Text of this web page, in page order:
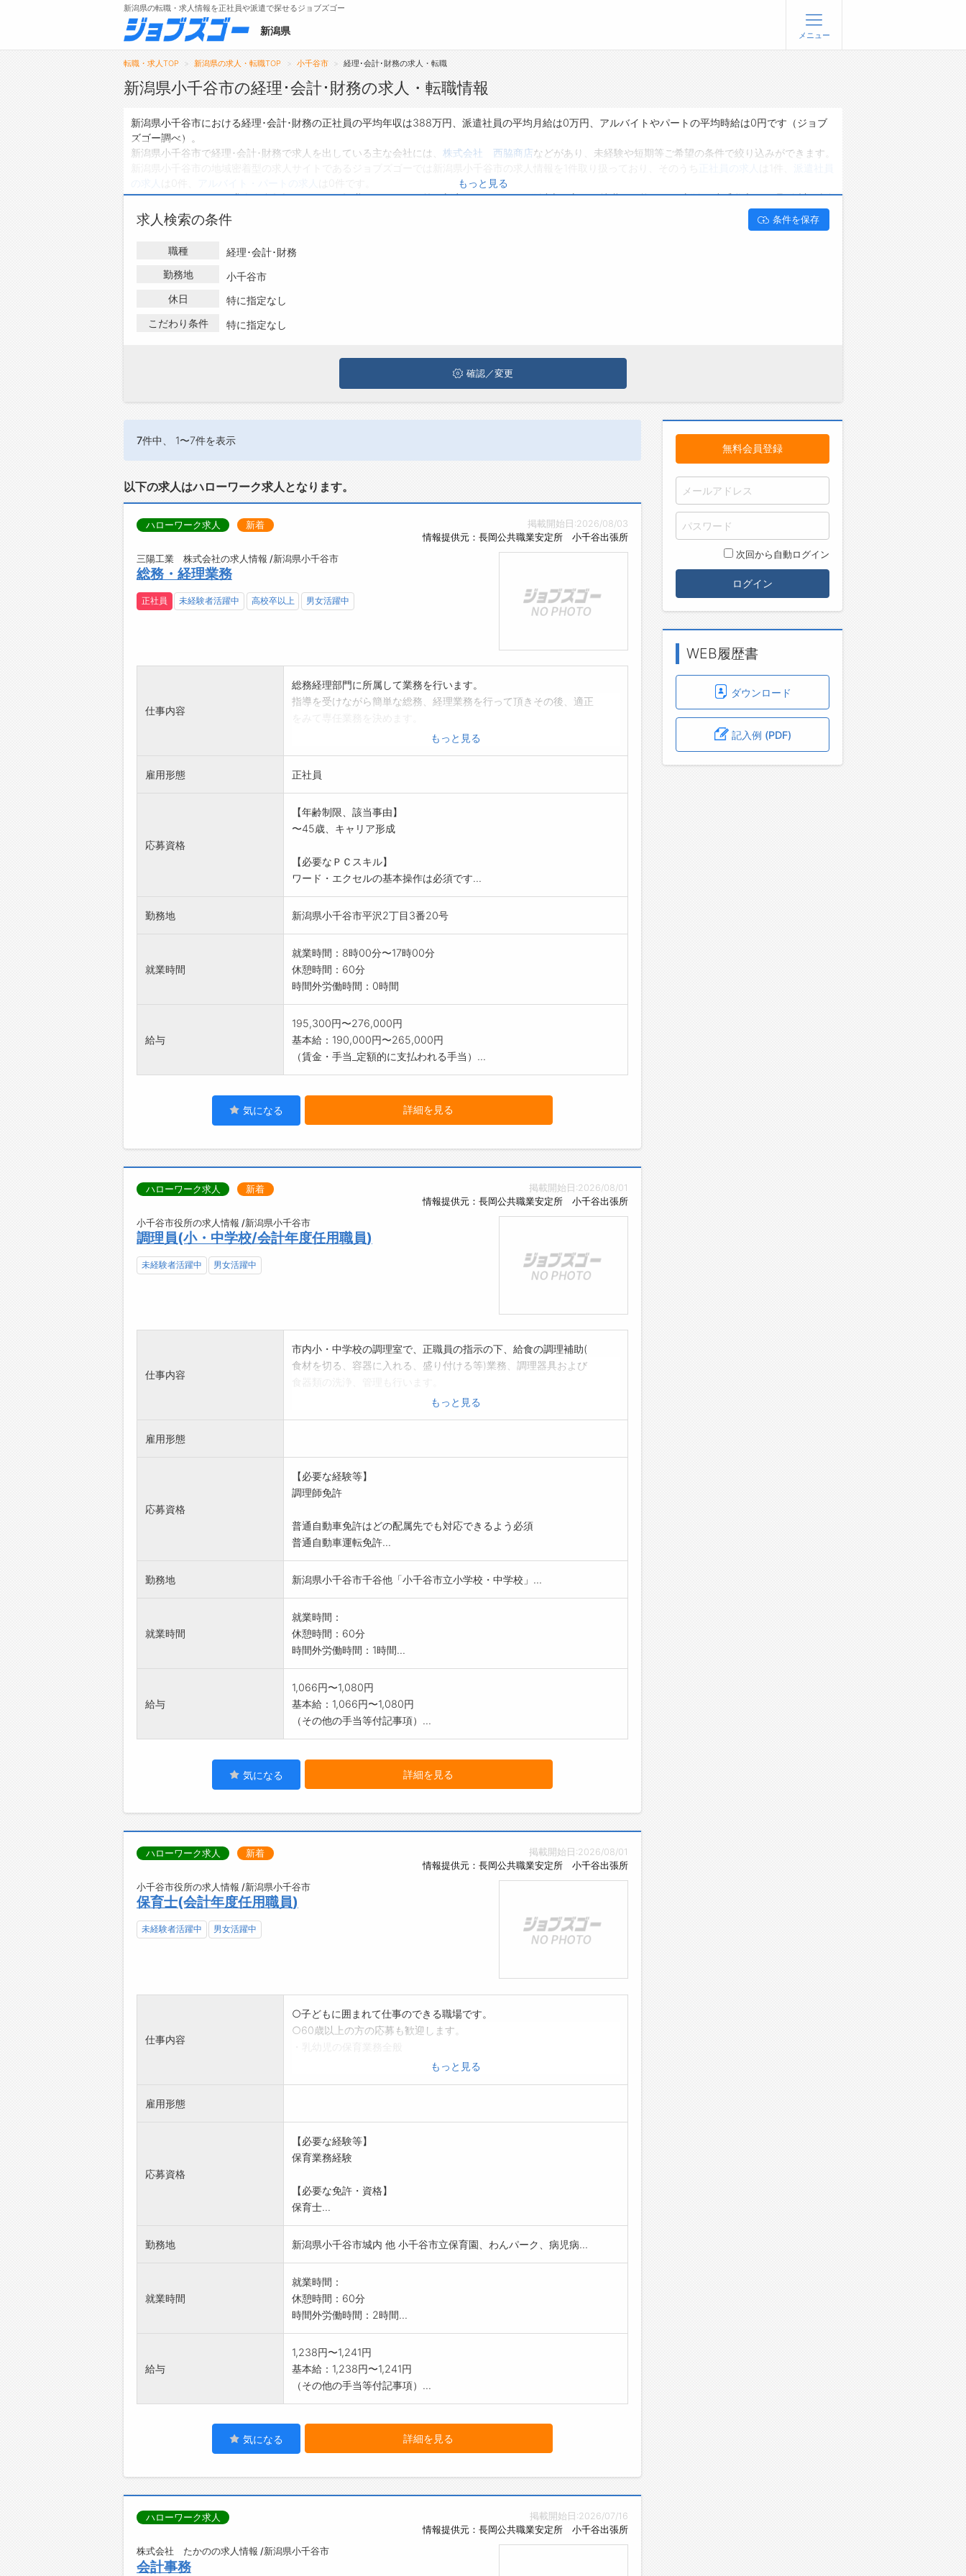
メニュー
トップ
転職支援サービスについて
転職ノウハウ(応募書類の書き方・面接対策な
転職・採用コラム
ジョブズゴーについて
会社概要
新潟県の転職・求人情報を正社員や派遣で探せるジョブズゴー
新潟県 メニュー
転職・求人TOP 新潟県の求人・転職TOP 小千谷市 経理･会計･財務の求人・転職
新潟県小千谷市の経理･会計･財務の求人・転職情報
新潟県小千谷市における経理･会計･財務の正社員の平均年収は388万円、派遣社員の平均月給は0万円、アルバイトやパートの平均時給は0円です（ジョブ
ズゴー調べ）。
新潟県小千谷市で経理･会計･財務で求人を出している主な会社には、 株式会社 西脇商店などがあり、未経験や短期等ご希望の条件で絞り込みができます。
ハローワークにはない求人も多数扱っており、転職だけでなく、第二新卒から50代・60代以上の方の再就職も可能です。 新潟県小千谷市で経理･会計･財務
の求人・転職情報を探している方は、ぜひ興味のある職種に応募してみてくださいね。
もっと見る
求人検索の条件 条件を保存
職種
経理･会計･財務
勤務地
小千谷市
休日
特に指定なし
こだわり条件
特に指定なし
確認／変更
7件中、 1〜7件を表示
以下の求人はハローワーク求人となります。
掲載開始日:2026/08/03
情報提供元：長岡公共職業安定所 小千谷出張所
ハローワーク求人 新着
三陽工業 株式会社の求人情報 /新潟県小千谷市
総務・経理業務
正社員 未経験者活躍中 高校卒以上 男女活躍中
仕事内容
総務経理部門に所属して業務を行います。
指導を受けながら簡単な総務、経理業務を行って頂きその後、適正
草刈り、除雪など屋外で作業して頂く場合があります。
◎応募前の職場見学可能です。必ずハローワークを通じて予約連絡
もっと見る
雇用形態 正社員
応募資格
【年齢制限、該当事由】
〜45歳、キャリア形成
【必要なＰＣスキル】
ワード・エクセルの基本操作は必須です...
勤務地 新潟県小千谷市平沢2丁目3番20号
就業時間
就業時間：8時00分〜17時00分
休憩時間：60分
時間外労働時間：0時間
給与
195,300円〜276,000円
基本給：190,000円〜265,000円
（賃金・手当_定額的に支払われる手当）...
気になる 詳細を見る
掲載開始日:2026/08/01
情報提供元：長岡公共職業安定所 小千谷出張所
ハローワーク求人 新着
小千谷市役所の求人情報 /新潟県小千谷市
調理員(小・中学校/会計年度任用職員)
未経験者活躍中 男女活躍中
仕事内容
市内小・中学校の調理室で、正職員の指示の下、給食の調理補助(
食材を切る、容器に入れる、盛り付ける等)業務、調理器具および
給食が無い日は、食器の手入れ・ガス台清掃・調理器具の点検作業
もっと見る
雇用形態
応募資格
【必要な経験等】
調理師免許
普通自動車免許はどの配属先でも対応できるよう必須
普通自動車運転免許...
勤務地 新潟県小千谷市千谷他「小千谷市立小学校・中学校」...
就業時間
就業時間：
休憩時間：60分
時間外労働時間：1時間...
給与
1,066円〜1,080円
基本給：1,066円〜1,080円
（その他の手当等付記事項）...
気になる 詳細を見る
掲載開始日:2026/08/01
情報提供元：長岡公共職業安定所 小千谷出張所
ハローワーク求人 新着
小千谷市役所の求人情報 /新潟県小千谷市
保育士(会計年度任用職員)
未経験者活躍中 男女活躍中
仕事内容
○子どもに囲まれて仕事のできる職場です。
○60歳以上の方の応募も歓迎します。
※保育士免許または看護師免許をお持ちの方を募集しています。
変更範囲:変更なし
もっと見る
雇用形態
応募資格
【必要な経験等】
保育業務経験
【必要な免許・資格】
保育士...
勤務地 新潟県小千谷市城内 他 小千谷市立保育園、わんパーク、病児病...
就業時間
就業時間：
休憩時間：60分
時間外労働時間：2時間...
給与
1,238円〜1,241円
基本給：1,238円〜1,241円
（その他の手当等付記事項）...
気になる 詳細を見る
掲載開始日:2026/07/16
情報提供元：長岡公共職業安定所 小千谷出張所
ハローワーク求人
株式会社 たかのの求人情報 /新潟県小千谷市
会計事務
無料会員登録
次回から自動ログイン
ログイン
WEB履歴書
ダウンロード
記入例 (PDF)